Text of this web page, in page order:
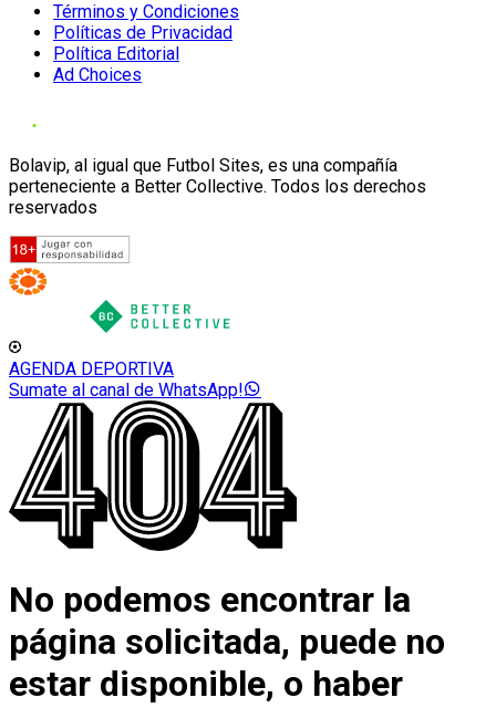
Términos y Condiciones
Políticas de Privacidad
Política Editorial
Ad Choices
Bolavip, al igual que Futbol Sites, es una compañía
perteneciente a Better Collective. Todos los derechos
reservados
AGENDA DEPORTIVA
Sumate al canal de WhatsApp!
No podemos encontrar la
página solicitada, puede no
estar disponible, o haber